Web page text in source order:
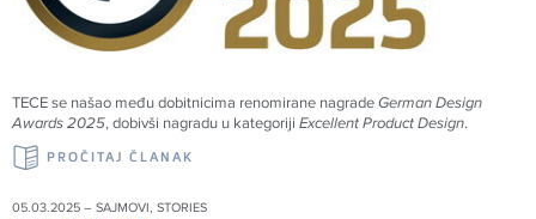
TECEse našao među dobitnicima renomirane nagradeGerman Design
Awards 2025, dobivši nagradu u kategoriji Excellent Product Design.
PROČITAJ ČLANAK
05.03.2025 – SAJMOVI, STORIES